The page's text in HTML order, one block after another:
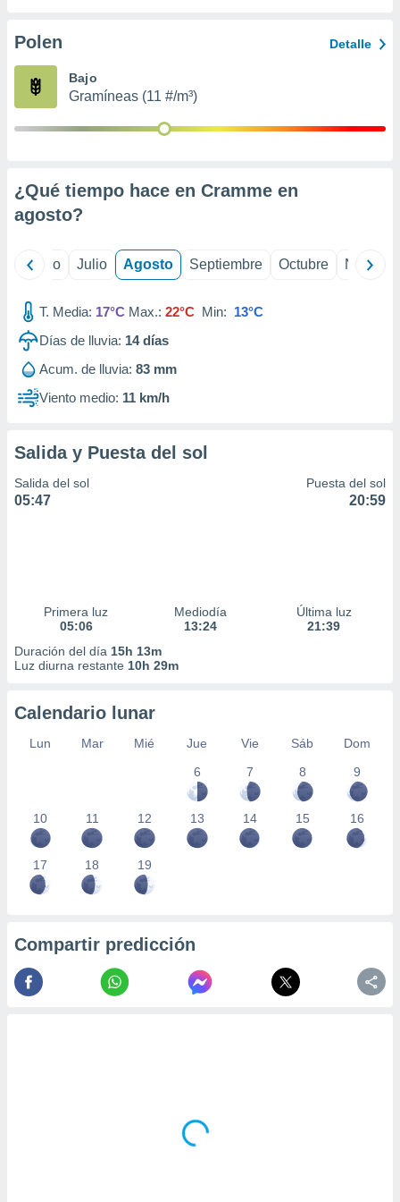
e
mediante
de
1199
Polen Detalle
Bajo
Gramíneas (11 #/m³)
¿Qué tiempo hace en Cramme en
agosto?
Junio Julio Agosto Septiembre Octubre
T. Media: 17°C Max.: 22°C Min: 13°C
Días de lluvia: 14días
Acum. de lluvia: 83 mm
Viento medio: 11 km/h
Salida y Puesta del sol
Salida del sol
05:47
Puesta del sol
20:59
Primera luz
05:06
Mediodía
13:24
Última luz
21:39
Duración del día 15h 13m
Luz diurna restante 10h 29m
Calendario lunar
Lun Mar Mié Jue Vie Sáb
Dom
6
7 8 9
10 11 12 13 14 15 16
17 18 19
Compartir predicción